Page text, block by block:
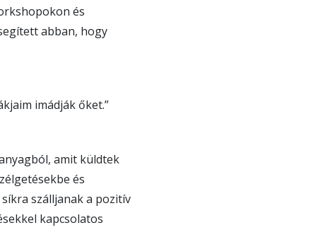
és
abban, hogy
imádják őket.”
amit küldtek
és
szálljanak a pozitív
kapcsolatos